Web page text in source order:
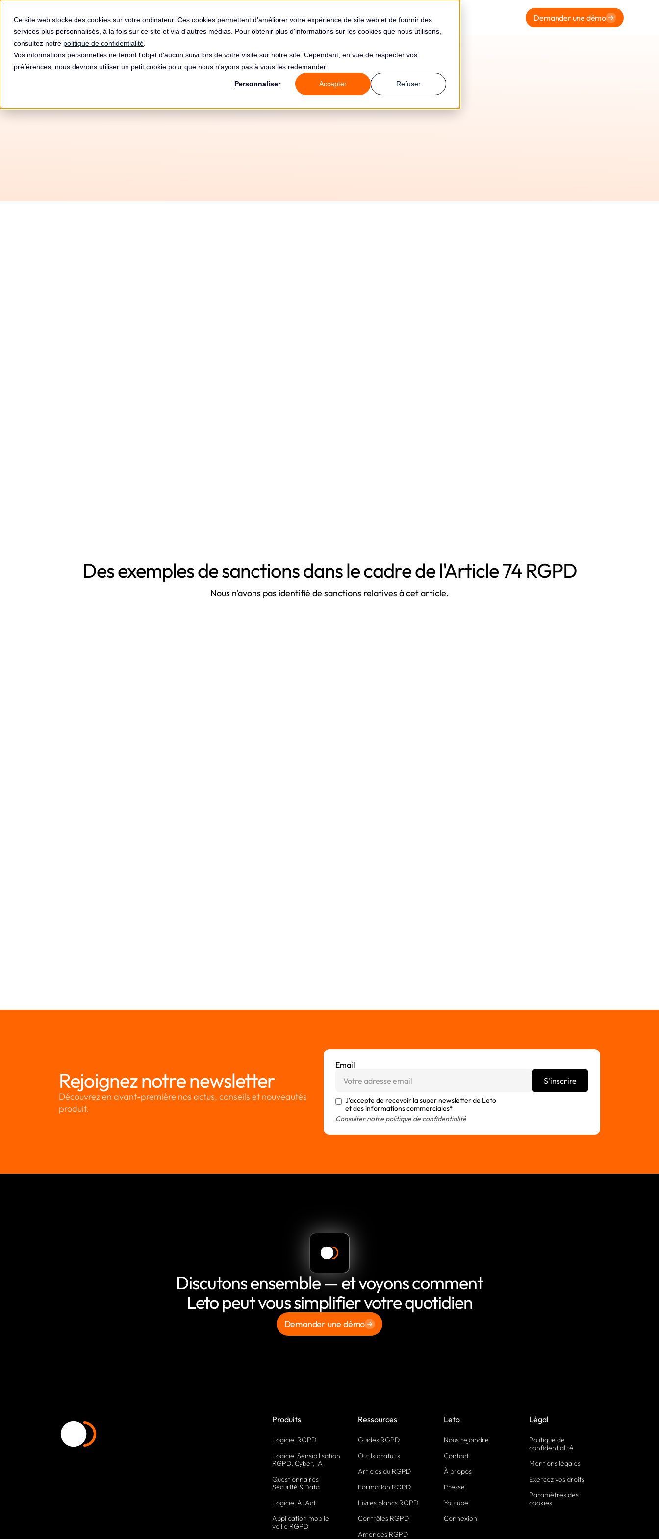
Ce site web stocke des cookies sur votre ordinateur. Ces cookies permettent d'améliorer votre expérience de site web et de fournir des
services plus personnalisés, à la fois sur ce site et via d'autres médias. Pour obtenir plus d'informations sur les cookies que nous utilisons,
consultez notre politique de confidentialité
Vos informations personnelles ne feront l'objet d'aucun suivi lors de votre visite sur notre site. Cependant, en vue de respecter vos
préférences, nous devrons utiliser un petit cookie pour que nous n'ayons pas à vous les redemander.
Personnaliser Accepter Refuser
Produits Solutions Tarifs Clients Ressources Demander une démo
Article 74 RGPD
Missions du président
Des exemples de sanctions dans le cadre de l'Article 74 RGPD
Nous n'avons pas identifié de sanctions relatives à cet article.
Rejoignez notre newsletter
Découvrez en avant-première nos actus, conseils et nouveautés
produit.
Email
J'accepte de recevoir la super newsletter de Leto
et des informations commerciales*
Consulter notre politique de confidentialité
Discutons ensemble — et voyons comment
Leto peut vous simplifier votre quotidien
Demander une démo
Produits
Logiciel RGPD
Logiciel Sensibilisation
RGPD, Cyber, IA
Questionnaires
Sécurité & Data
Logiciel AI Act
Application mobile
veille RGPD
Ressources
Guides RGPD
Outils gratuits
Articles du RGPD
Formation RGPD
Livres blancs RGPD
Contrôles RGPD
Amendes RGPD
Leto
Nous rejoindre
Contact
À propos
Presse
Youtube
Connexion
Légal
Politique de
confidentialité
Mentions légales
Exercez vos droits
Paramètres des
cookies